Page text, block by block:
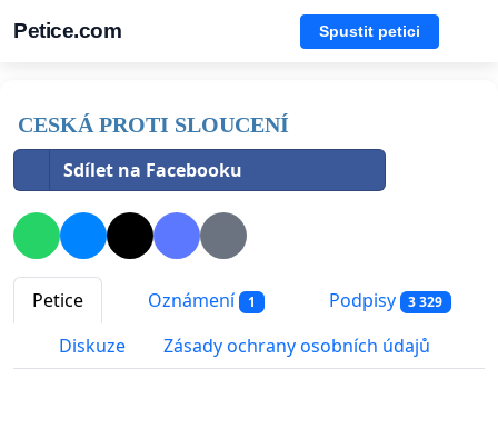
Petice.com Spustit petici
CESKÁ PROTI SLOUCENÍ
Sdílet na Facebooku
Petice Oznámení 1 Podpisy 3 329
Diskuze Zásady ochrany osobních údajů